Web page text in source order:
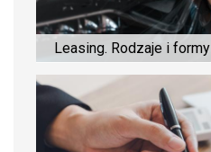
Leasing. Rodzaje i formy